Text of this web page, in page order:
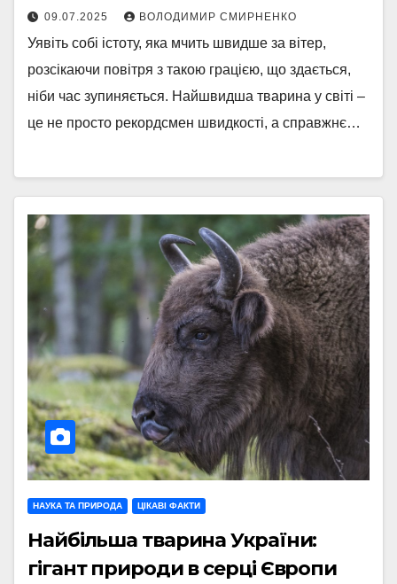
09.07.2025 ВОЛОДИМИР СМИРНЕНКО
Уявіть собі істоту, яка мчить швидше за вітер,
розсікаючи повітря з такою грацією, що здається,
ніби час зупиняється. Найшвидша тварина у світі –
це не просто рекордсмен швидкості, а справжнє…
НАУКА ТА ПРИРОДА ЦІКАВІ ФАКТИ
Найбільша тварина України:
гігант природи в серці Європи